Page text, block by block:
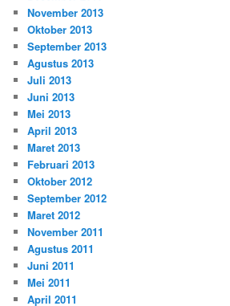
November 2013
Oktober 2013
September 2013
Agustus 2013
Juli 2013
Juni 2013
Mei 2013
April 2013
Maret 2013
Februari 2013
Oktober 2012
September 2012
Maret 2012
November 2011
Agustus 2011
Juni 2011
Mei 2011
April 2011